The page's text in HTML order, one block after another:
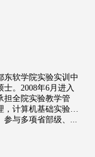
东软学院实验实训中
。2008年6月进入
担全院实验教学管
，计算机基础实验室
参与多项省部级、...